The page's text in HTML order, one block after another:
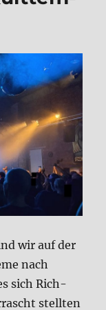
wir auf der
nach
sich Rich­
stell­ten